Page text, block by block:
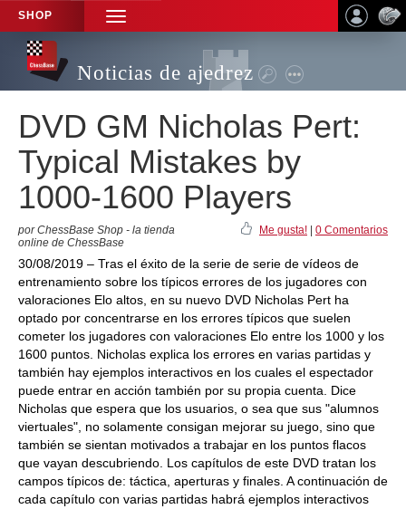
SHOP
TOGGLE
NAVIGATION
Noticias de ajedrez
DVD GM Nicholas Pert:
Typical Mistakes by
1000-1600 Players
por ChessBase Shop - la tienda
online de ChessBase
Me gusta! 0 Comentarios
30/08/2019 – Tras el éxito de la serie de serie de vídeos de
entrenamiento sobre los típicos errores de los jugadores con
valoraciones Elo altos, en su nuevo DVD Nicholas Pert ha
optado por concentrarse en los errores típicos que suelen
cometer los jugadores con valoraciones Elo entre los 1000 y los
1600 puntos. Nicholas explica los errores en varias partidas y
también hay ejemplos interactivos en los cuales el espectador
puede entrar en acción también por su propia cuenta. Dice
Nicholas que espera que los usuarios, o sea que sus "alumnos
viertuales", no solamente consigan mejorar su juego, sino que
también se sientan motivados a trabajar en los puntos flacos
que vayan descubriendo. Los capítulos de este DVD tratan los
campos típicos de: táctica, aperturas y finales. A continuación de
cada capítulo con varias partidas habrá ejemplos interactivos